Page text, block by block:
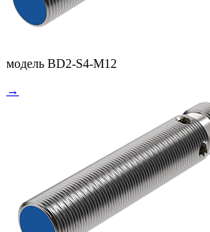
модель BD2-S4-M12
→